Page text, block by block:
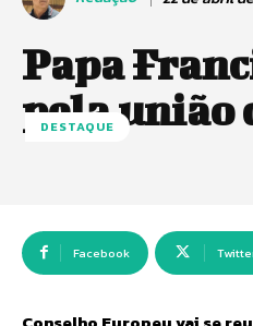
Papa
pela união
DESTAQUE
Facebook